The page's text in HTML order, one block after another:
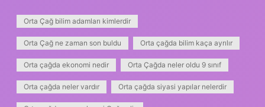
Orta Çağ bilim adamları kimlerdir
Orta Çağ ne zaman son buldu Orta çağda bilim kaça ayrılır
Orta çağda ekonomi nedir Orta Çağda neler oldu 9 sınıf
Orta çağda neler vardır Orta çağda siyasi yapılar nelerdir